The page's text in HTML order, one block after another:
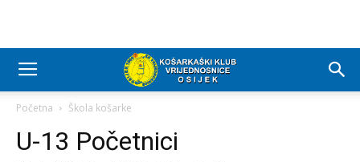
Početna Škola košarke
U-13 Početnici